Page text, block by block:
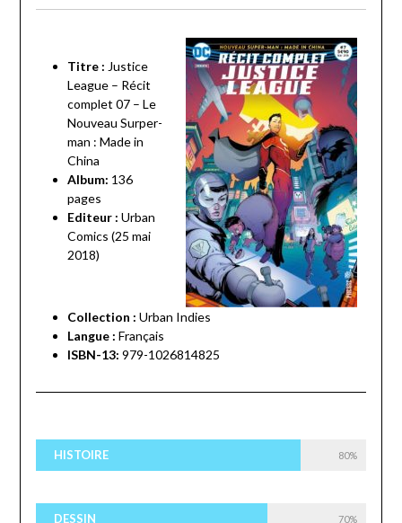
Titre : Justice
League – Récit
complet 07 – Le
Nouveau Surper-
man : Made in
China
Album: 136
pages
Editeur : Urban
Comics (25 mai
2018)
Collection : Urban Indies
Langue : Français
ISBN-13: 979-1026814825
HISTOIRE 80%
DESSIN 70%